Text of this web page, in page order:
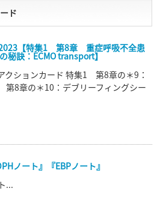
ド
2023【特集1 第8章 重症呼吸不全患
秘訣：ECMO transport】
ションカード 特集1 第8章の＊9：
8章の＊10：デブリーフィングシー
ノート』『EBPノート』
...